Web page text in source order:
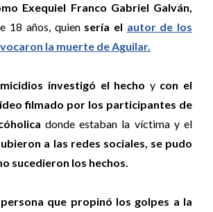
Exequiel Franco Gabriel Galván,
18 años, quien sería el autor de los
la muerte de Aguilar.
investigó el hecho y con el
filmado por los participantes de
donde estaban la víctima y el
a las redes sociales, se pudo
sucedieron los hechos.
que propinó los golpes a la